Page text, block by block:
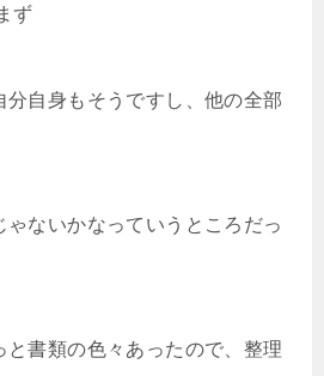
ず
分自身もそうですし、他の全部
ゃないかなっていうところだっ
と書類の色々あったので、整理